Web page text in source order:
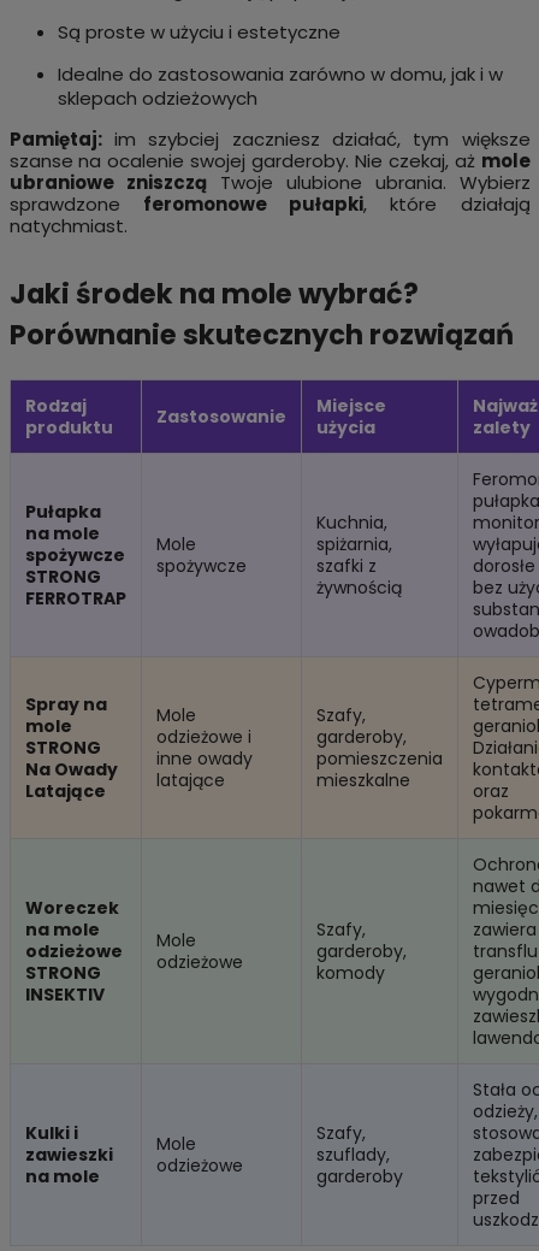
Są proste w użyciu i estetyczne
Idealne do zastosowania zarówno w domu, jak i w
sklepach odzieżowych
Pamiętaj:im szybciej zaczniesz działać, tym większe
szanse na ocalenie swojej garderoby. Nie czekaj, aż mole
ubraniowe zniszcząTwoje ulubione ubrania. Wybierz
sprawdzone feromonowe pułapki, które działają
natychmiast.
Jaki środek na mole wybrać?
Porównanie skutecznych rozwiązań
Rodzaj
produktu
Zastosowanie
Miejsce
użycia
zalety
Pułapka
na mole
spożywcze
STRONG
FERROTRAP
Mole
spożywcze
Kuchnia,
spiżarnia,
szafki z
żywnością
pułapka
bez
Spray na
mole
STRONG
Na Owady
Latające
Mole
odzieżowe i
inne owady
latające
Szafy,
garderoby,
pomieszczenia
mieszkalne
oraz
Woreczek
na mole
odzieżowe
STRONG
INSEKTIV
Mole
odzieżowe
Szafy,
garderoby,
komody
nawet
zawiera
Kulki i
zawieszki
na mole
Mole
odzieżowe
Szafy,
szuflady,
garderoby
Stała
przed